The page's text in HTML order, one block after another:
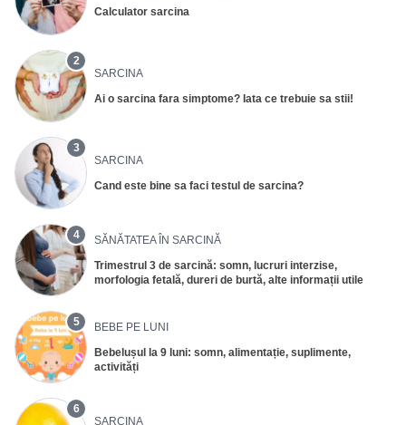
Calculator sarcina
2
SARCINA
Ai o sarcina fara simptome? Iata ce trebuie sa stii!
3
SARCINA
Cand este bine sa faci testul de sarcina?
4
SĂNĂTATEA ÎN SARCINĂ
Trimestrul 3 de sarcină: somn, lucruri interzise,
morfologia fetală, dureri de burtă, alte informații utile
5
BEBE PE LUNI
Bebelușul la 9 luni: somn, alimentație, suplimente,
activități
6
SARCINA